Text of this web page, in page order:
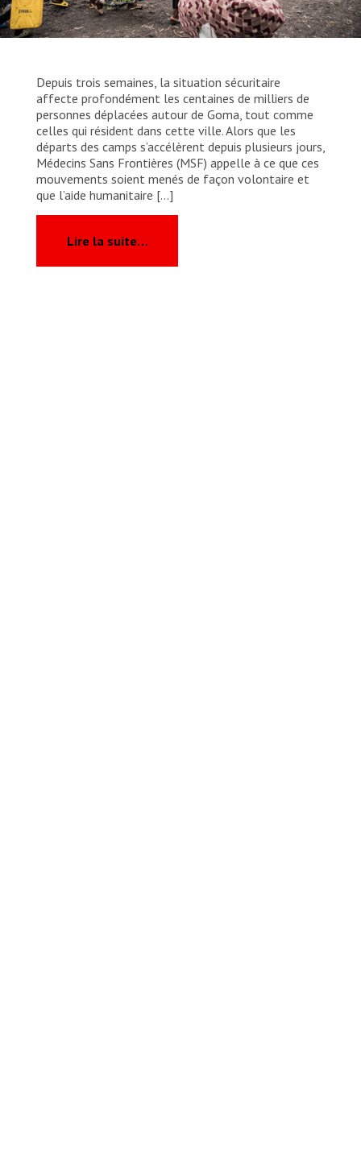
Depuis trois semaines, la situation sécuritaire
affecte profondément les centaines de milliers de
personnes déplacées autour de Goma, tout comme
celles qui résident dans cette ville. Alors que les
départs des camps s’accélèrent depuis plusieurs jours,
Médecins Sans Frontières (MSF) appelle à ce que ces
mouvements soient menés de façon volontaire et
que l’aide humanitaire […]
Lire la suite…